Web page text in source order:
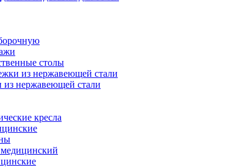
столы
из нержавеющей стали
из нержавеющей стали
кресла